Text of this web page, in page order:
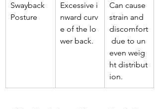
Swayback
Posture
Excessive i
nward curv
e of the lo
wer back.
Can cause
strain and
discomfort
due to un
even weig
ht distribut
ion.